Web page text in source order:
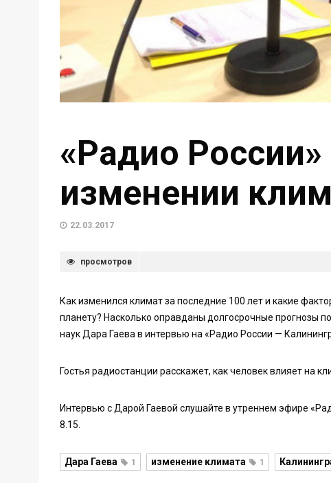
«Радио
изменении
22.03.2017
просмотров
Как изменился климат за последние 100 лет и какие
планету? Насколько оправданы долгосрочные прогнозы
наук Дара Гаева в интервью на «Радио России —
Гостья радиостанции расскажет, как человек влияет на
Интервью с Дарой Гаевой слушайте в утреннем эфире
8.15.
Дара Гаева 1 изменение климата 1